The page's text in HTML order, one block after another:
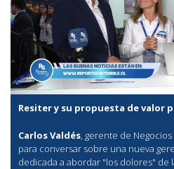
Resiter y su propuesta de valor
Carlos Valdés, gerente de
para conversar sobre una nueva
dedicada a abordar "los dolores" de